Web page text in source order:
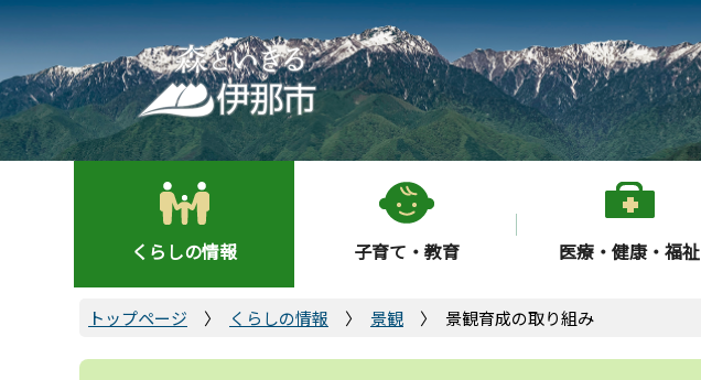
こ
の
ペ
ー
ジ
の
くらしの情報 子育て・教育 医療・健康・福祉
トップページ くらしの情報 景観 景観育成の取り組み